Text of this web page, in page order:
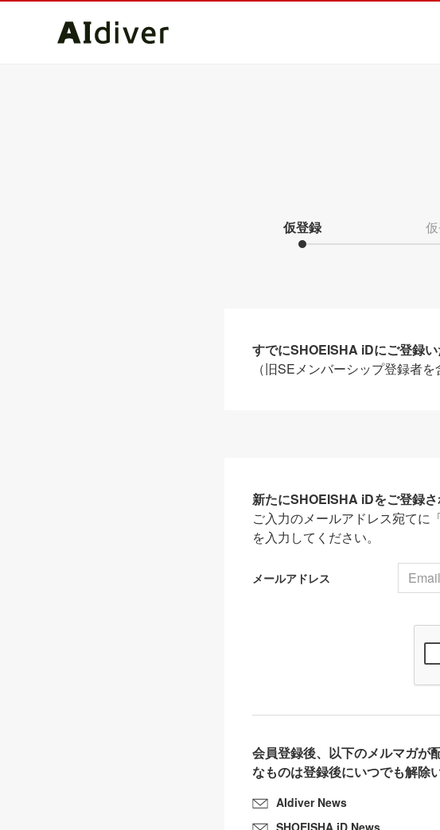
仮登録
すでにSHOEISHA iDにご登録
（旧SEメンバーシップ登録者を
新たにSHOEISHA iDをご登録
ご入力のメールアドレス宛てに
を入力してください。
メールアドレス
会員登録後、以下のメルマガが
なものは登録後にいつでも解除
AIdiver News
SHOEISHA iD News